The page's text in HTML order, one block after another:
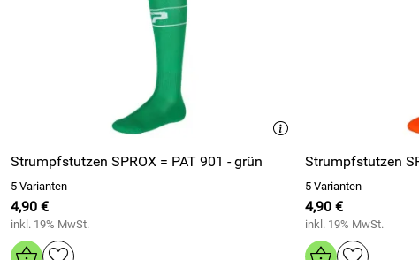
Strumpfstutzen SPROX = PAT 901 - grün
5 Varianten
4,90 €
inkl. 19% MwSt.
Strumpfstutzen
5 Varianten
4,90 €
inkl. 19% MwSt.